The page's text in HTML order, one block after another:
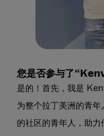
您是否参与了
是的！首先，我是
为整个拉丁美洲的青
的社区的青年人，助